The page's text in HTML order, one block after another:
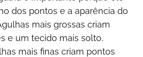
dos pontos e a aparência do
mais grossas criam
e um tecido mais solto,
mais finas criam pontos